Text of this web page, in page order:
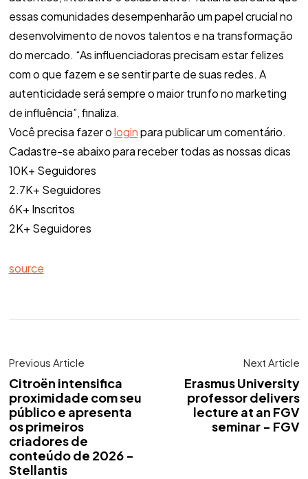
essas comunidades desempenharão um papel crucial no
desenvolvimento de novos talentos e na transformação
do mercado. “As influenciadoras precisam estar felizes
com o que fazem e se sentir parte de suas redes. A
autenticidade será sempre o maior trunfo no marketing
de influência”, finaliza.
Você precisa fazer ologinpara publicar um comentário.
Cadastre-se abaixo para receber todas as nossas dicas
10K+ Seguidores
2.7K+ Seguidores
6K+ Inscritos
2K+ Seguidores
source
Previous Article
Citroën intensifica
proximidade com seu
público e apresenta
os primeiros
criadores de
conteúdo de 2026 -
Stellantis
Next Article
Erasmus University
professor delivers
lecture at an FGV
seminar - FGV